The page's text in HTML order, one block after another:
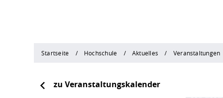
Startseite Hochschule Aktuelles Veranstaltungen
zu Veranstaltungskalender